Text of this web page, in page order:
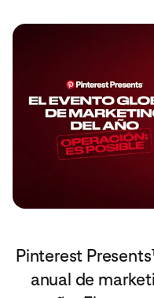
Pinterest
anual de